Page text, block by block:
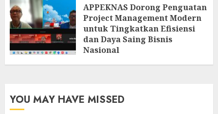
APPEKNAS Dorong Penguatan
Project Management Modern
untuk Tingkatkan Efisiensi
dan Daya Saing Bisnis
Nasional
YOU MAY HAVE MISSED